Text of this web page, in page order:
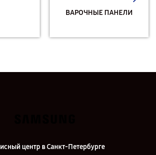
ВАРОЧНЫЕ ПАНЕЛИ
центр в Санкт-Петербурге